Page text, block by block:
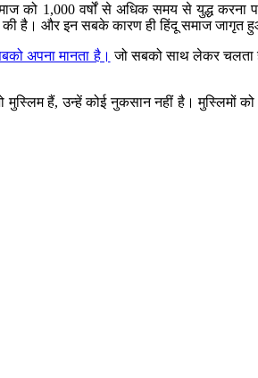
को 1,000 वर्षों से अधिक समय से युद्ध करना
की है। और इन सबके कारण ही हिंदू समाज जागृत
अपना मानता है। जो सबको साथ लेकर चलता
हैं, उन्हें कोई नुकसान नहीं है। मुस्लिमों